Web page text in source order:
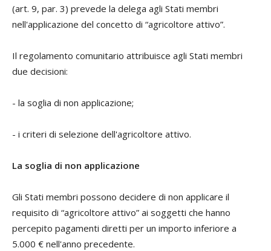
(art. 9, par. 3) prevede la delega agli Stati membri
nell'applicazione del concetto di “agricoltore attivo”.
Il regolamento comunitario attribuisce agli Stati membri
due decisioni:
- la soglia di non applicazione;
- i criteri di selezione dell'agricoltore attivo.
La soglia di non applicazione
Gli Stati membri possono decidere di non applicare il
requisito di “agricoltore attivo” ai soggetti che hanno
percepito pagamenti diretti per un importo inferiore a
5.000 € nell'anno precedente.